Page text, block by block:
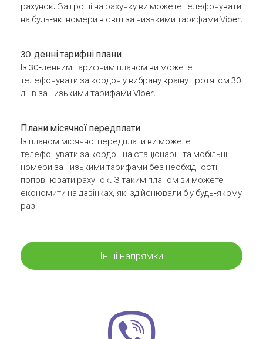
рахунок. За гроші на рахунку ви можете телефонувати
на будь-які номери в світі за низькими тарифами Viber.
30-денні тарифні плани
Із 30-денним тарифним планом ви можете
телефонувати за кордон у вибрану країну протягом 30
днів за низькими тарифами Viber.
Плани місячної передплати
Із планом місячної передплати ви можете
телефонувати за кордон на стаціонарні та мобільні
номери за низькими тарифами без необхідності
поповнювати рахунок. З таким планом ви можете
економити на дзвінках, які здійснювали б у будь-якому
разі
Інші напрямки